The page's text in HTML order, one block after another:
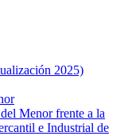
2025)
Menor frente a la
e Industrial de